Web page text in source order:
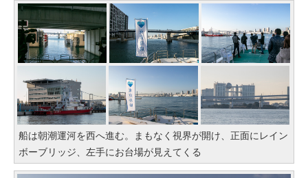
船は朝潮運河を西へ進む。まもなく視界が開け、正面にレイン
ボーブリッジ、左手にお台場が見えてくる